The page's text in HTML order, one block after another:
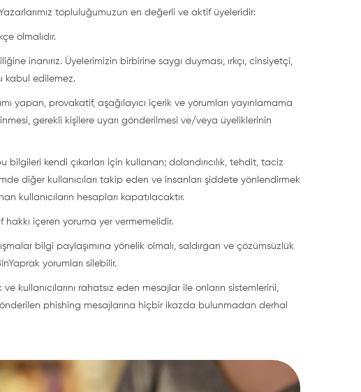
topluluğumuzun en değerli ve aktif üyeleridir:
olmalıdır.
inanırız. Üyelerimizin birbirine saygı duyması, ırkçı, cinsiyetçi,
kabul edilemez.
yapan, provakatif, aşağılayıcı içerik ve yorumları yayınlamama
gerekli kişilere uyarı gönderilmesi ve/veya üyeliklerinin
bilgileri kendi çıkarları için kullanan; dolandırıcılık, tehdit, taciz
diğer kullanıcıları takip eden ve insanları şiddete yönlendirmek
kullanıcıların hesapları kapatılacaktır.
içeren yoruma yer vermemelidir.
bilgi paylaşımına yönelik olmalı, saldırgan ve çözümsüzlük
yorumları silebilir.
kullanıcılarını rahatsız eden mesajlar ile onların sistemlerini,
phishing mesajlarına hiçbir ikazda bulunmadan derhal